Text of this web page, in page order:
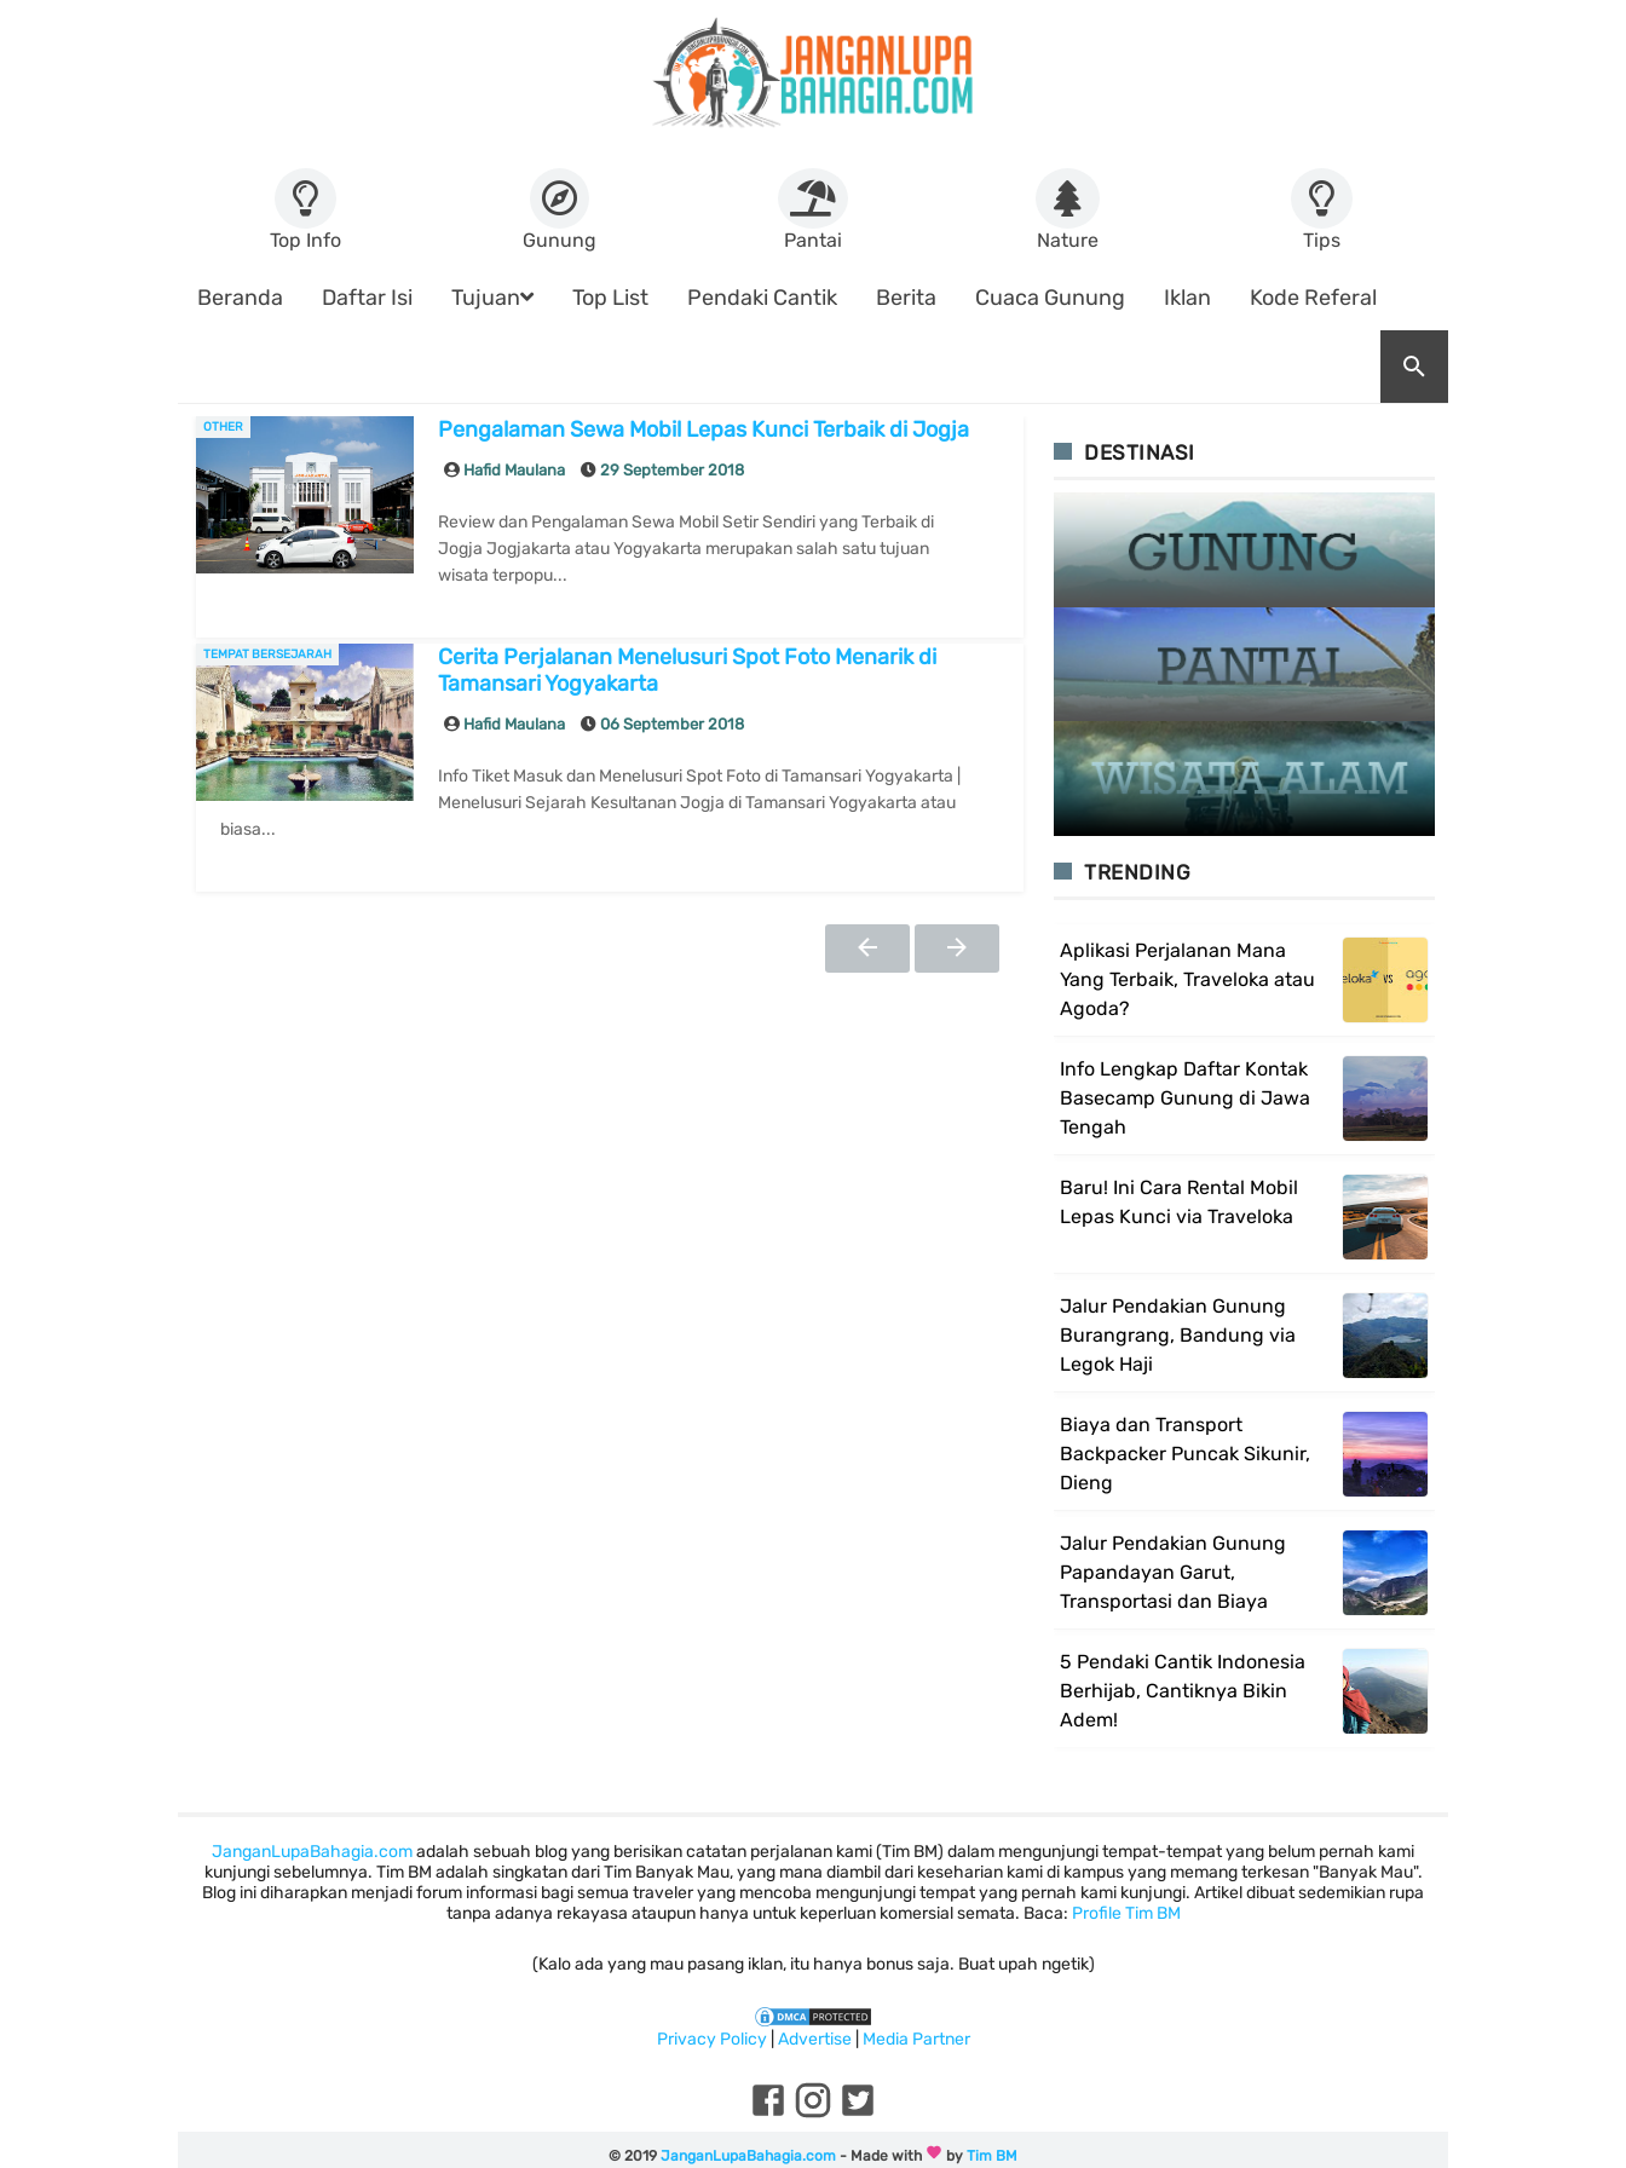
Tips
Nature
Pantai
Gunung
Top Info
Beranda Daftar Isi Tujuan Top List Pendaki Cantik Berita Cuaca Gunung Iklan Kode Referal
OTHER Pengalaman Sewa Mobil Lepas Kunci Terbaik di Jogja
Hafid Maulana 29 September 2018
Review dan Pengalaman Sewa Mobil Setir Sendiri yang Terbaik di
Jogja Jogjakarta atau Yogyakarta merupakan salah satu tujuan
wisata terpopu...
TEMPAT BERSEJARAH
Cerita Perjalanan Menelusuri Spot Foto Menarik di
Tamansari Yogyakarta
Hafid Maulana 06 September 2018
Info Tiket Masuk dan Menelusuri Spot Foto di Tamansari Yogyakarta |
Menelusuri Sejarah Kesultanan Jogja di Tamansari Yogyakarta atau
biasa...
DESTINASI
TRENDING
Aplikasi Perjalanan Mana
Yang Terbaik, Traveloka atau
Agoda?
Info Lengkap Daftar Kontak
Basecamp Gunung di Jawa
Tengah
Baru! Ini Cara Rental Mobil
Lepas Kunci via Traveloka
Jalur Pendakian Gunung
Burangrang, Bandung via
Legok Haji
Biaya dan Transport
Backpacker Puncak Sikunir,
Dieng
Jalur Pendakian Gunung
Papandayan Garut,
Transportasi dan Biaya
5 Pendaki Cantik Indonesia
Berhijab, Cantiknya Bikin
Adem!
JanganLupaBahagia.comadalah sebuah blog yang berisikan catatan perjalanan kami (Tim BM) dalam mengunjungi tempat-tempat yang belum pernah kami
kunjungi sebelumnya. Tim BM adalah singkatan dari Tim Banyak Mau, yang mana diambil dari keseharian kami di kampus yang memang terkesan "Banyak Mau".
Blog ini diharapkan menjadi forum informasi bagi semua traveler yang mencoba mengunjungi tempat yang pernah kami kunjungi. Artikel dibuat sedemikian rupa
tanpa adanya rekayasa ataupun hanya untuk keperluan komersial semata. Baca: Profile Tim BM
(Kalo ada yang mau pasang iklan, itu hanya bonus saja. Buat upah ngetik)
Privacy Policy| Advertise| Media Partner
© 2019 JanganLupaBahagia.com - Made with by Tim BM